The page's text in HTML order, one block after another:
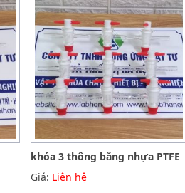
khóa 3 thông bằng nhựa PTFE
Giá: Liên hệ